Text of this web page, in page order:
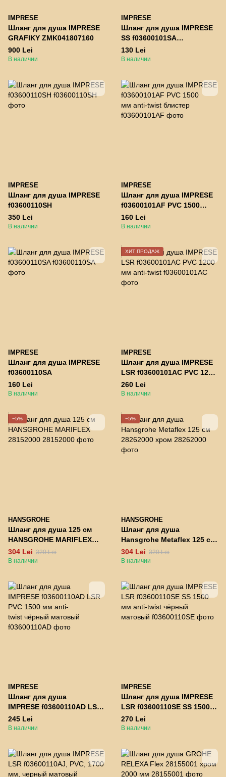
IMPRESE
Шланг для душа IMPRESE
GRAFIKY ZMK041807160
900 Lei
В наличии
IMPRESE
Шланг для душа IMPRESE
SS f03600101SA
растягивающийся с
двойной оплеткой
130 Lei
В наличии
IMPRESE
Шланг для душа IMPRESE
f03600110SH
350 Lei
В наличии
IMPRESE
Шланг для душа IMPRESE
f03600101AF PVC 1500
мм anti-twist блистер
160 Lei
В наличии
IMPRESE
Шланг для душа IMPRESE
f03600110SA
160 Lei
В наличии
ХИТ ПРОДАЖ
IMPRESE
Шланг для душа IMPRESE
LSR f03600101AC PVC 1200
мм anti-twist
260 Lei
В наличии
−5%
HANSGROHE
Шланг для душа 125 см
HANSGROHE MARIFLEX
28152000
304 Lei 320 Lei
В наличии
−5%
HANSGROHE
Шланг для душа
Hansgrohe Metaflex 125 см
28262000 хром
304 Lei 320 Lei
В наличии
IMPRESE
Шланг для душа
IMPRESE f03600110AD LSR
PVC 1500 мм anti-
twist чёрный матовый
245 Lei
В наличии
IMPRESE
Шланг для душа IMPRESE
LSR f03600110SE SS 1500
мм anti-twist чёрный
матовый
270 Lei
В наличии